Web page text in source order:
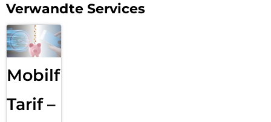
Verwandte Services
Mobilfunk
Tarif –